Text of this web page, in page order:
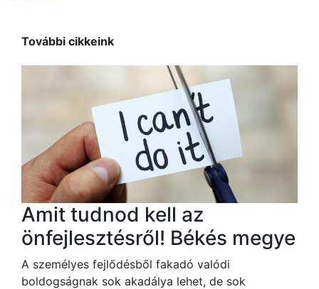
További cikkeink
Amit tudnod kell az
önfejlesztésről! Békés megye
A személyes fejlődésből fakadó valódi
boldogságnak sok akadálya lehet, de sok